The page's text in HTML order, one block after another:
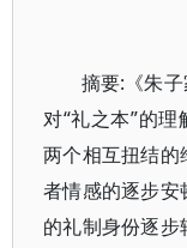
摘要:《朱
对“礼之本”的
两个相互扭结的
者情感的逐步
的礼制身份逐